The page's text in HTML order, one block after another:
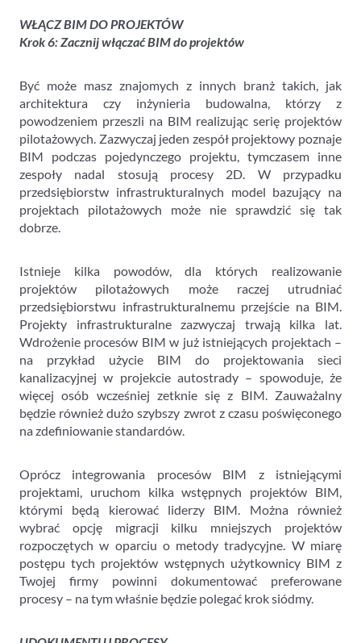
WŁĄCZ BIM DO PROJEKTÓW
Krok 6: Zacznij włączać BIM do projektów
Być może masz znajomych z innych branż takich, jak
architektura czy inżynieria budowalna, którzy z
powodzeniem przeszli na BIM realizując serię projektów
pilotażowych. Zazwyczaj jeden zespół projektowy poznaje
BIM podczas pojedynczego projektu, tymczasem inne
zespoły nadal stosują procesy 2D. W przypadku
przedsiębiorstw infrastrukturalnych model bazujący na
projektach pilotażowych może nie sprawdzić się tak
dobrze.
Istnieje kilka powodów, dla których realizowanie
projektów pilotażowych może raczej utrudniać
przedsiębiorstwu infrastrukturalnemu przejście na BIM.
Projekty infrastrukturalne zazwyczaj trwają kilka lat.
Wdrożenie procesów BIM w już istniejących projektach –
na przykład użycie BIM do projektowania sieci
kanalizacyjnej w projekcie autostrady – spowoduje, że
więcej osób wcześniej zetknie się z BIM. Zauważalny
będzie również dużo szybszy zwrot z czasu poświęconego
na zdefiniowanie standardów.
Oprócz integrowania procesów BIM z istniejącymi
projektami, uruchom kilka wstępnych projektów BIM,
którymi będą kierować liderzy BIM. Można również
wybrać opcję migracji kilku mniejszych projektów
rozpoczętych w oparciu o metody tradycyjne. W miarę
postępu tych projektów wstępnych użytkownicy BIM z
Twojej firmy powinni dokumentować preferowane
procesy – na tym właśnie będzie polegać krok siódmy.